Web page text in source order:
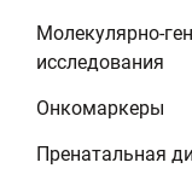
Молекулярно-
исследования
Онкомаркеры
Пренатальная